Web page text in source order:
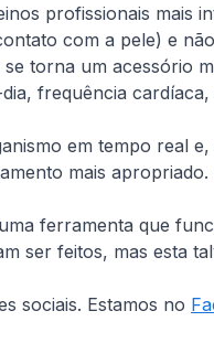
profissionais mais
com a pele) e
torna um acessório
frequência
em tempo real
mais
ferramenta que
ser feitos, mas esta
sociais. Estamos no